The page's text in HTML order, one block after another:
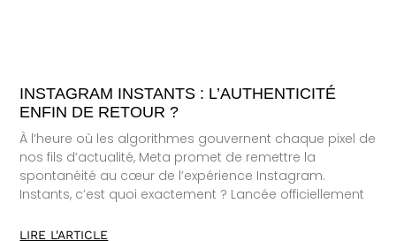
INSTAGRAM INSTANTS : L’AUTHENTICITÉ
ENFIN DE RETOUR ?
À l’heure où les algorithmes gouvernent chaque pixel de
nos fils d’actualité, Meta promet de remettre la
spontanéité au cœur de l’expérience Instagram.
Instants, c’est quoi exactement ? Lancée officiellement
LIRE L'ARTICLE